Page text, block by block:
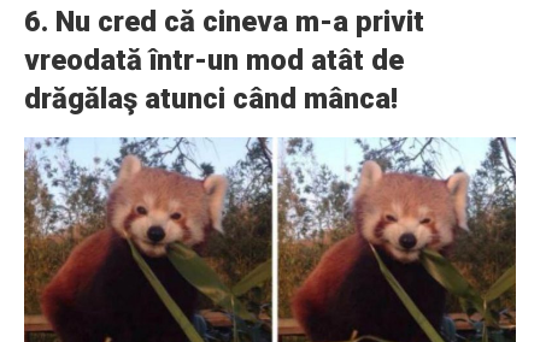
6. Nu cred că cineva m-a privit
vreodată într-un mod atât de
drăgălaş atunci când mânca!